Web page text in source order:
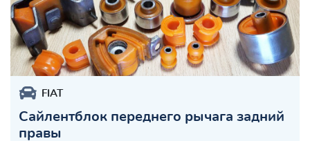
FIAT
Сайлентблок переднего рычага задний
правы